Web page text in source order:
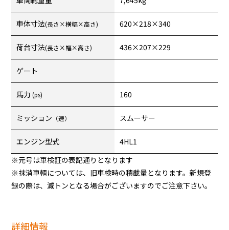
車体寸法(長さ×横幅×高さ) 620×218×340
荷台寸法(長さ×幅×高さ) 436×207×229
ゲート
馬力 (ps) 160
ミッション （速） スムーサー
エンジン型式
4HL1
※元号は車検証の表記通りとなります
※抹消車輌については、旧車検時の積載量となります。新規登
録の際は、減トンとなる場合がございますのでご注意下さい。
詳細情報